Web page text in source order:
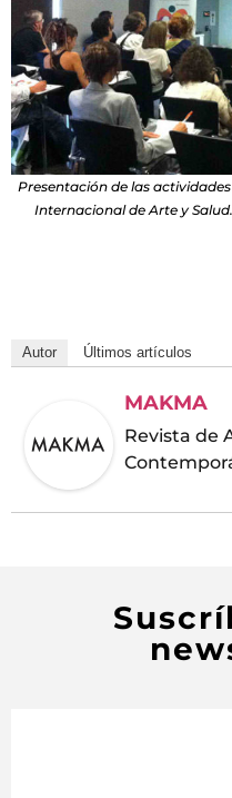
Presentación de las
Internacional de Arte y
Autor Últimos artículos
MAKMA
Revista de